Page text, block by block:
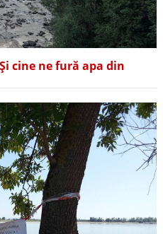
cine ne fură apa din